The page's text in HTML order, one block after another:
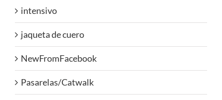
intensivo
jaqueta de cuero
NewFromFacebook
Pasarelas/Catwalk